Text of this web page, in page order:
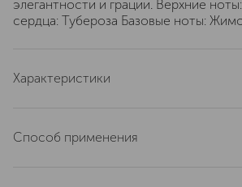
элегантности и грации. Верхние
сердца: Тубероза Базовые ноты:
Характеристики
Jenny Glow Blooming Cпрей для тела
Способ применения